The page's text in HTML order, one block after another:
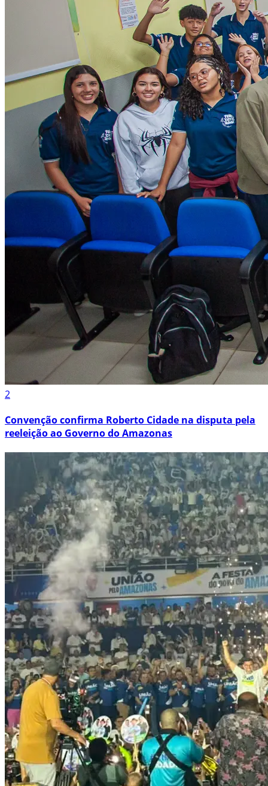
2
Convenção confirma Roberto Cidade na disputa pela
reeleição ao Governo do Amazonas